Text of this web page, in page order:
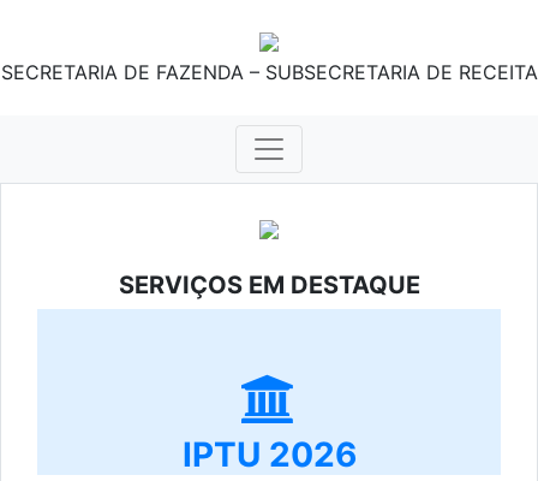
SECRETARIA DE FAZENDA – SUBSECRETARIA DE RECEITA
SERVIÇOS EM DESTAQUE
IPTU 2026